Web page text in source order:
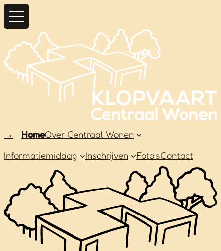
HomeOver Centraal Wonen
Informatiemiddag
Inschrijven Foto’sContact